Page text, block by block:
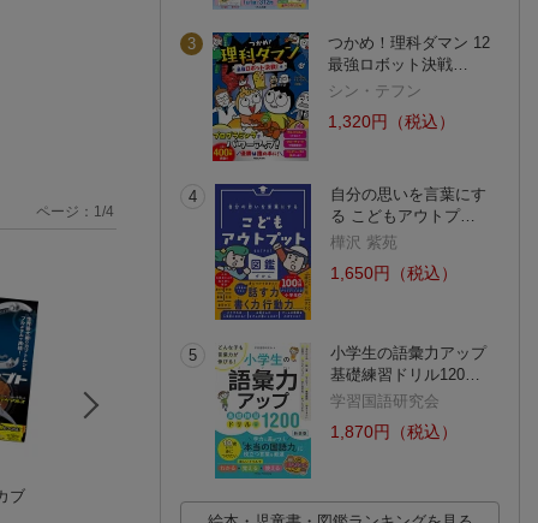
ブ
訂版
ワガタ
ページ： 1 /4
3
つかめ！理科ダマン 12
最強ロボット決戦…
シン・テフン
1,320円（税込）
4
自分の思いを言葉にす
る こどもアウトプ…
樺沢 紫苑
1,650円（税込）
5
小学生の語彙力アップ
基礎練習ドリル120…
学習国語研究会
1,870円（税込）